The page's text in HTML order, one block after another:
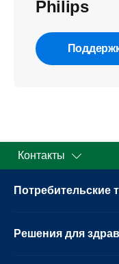
Philips
Контакты
Потребительские
Решения для